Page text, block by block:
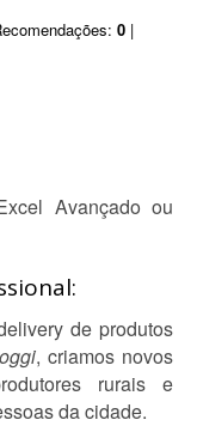
0 |
Avançado ou
de produtos
, criamos novos
rurais e
da cidade.